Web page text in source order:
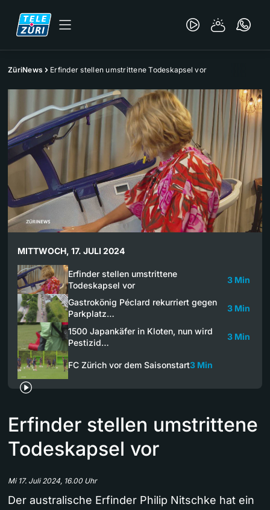
ZüriNews Erfinder stellen umstrittene Todeskapsel vor
MITTWOCH, 17. JULI 2024
Erfinder stellen umstrittene
Todeskapsel vor
3 Min
Gastrokönig Péclard rekurriert gegen
Parkplatz…
3 Min
1500 Japankäfer in Kloten, nun wird
Pestizid…
3 Min
FC Zürich vor dem Saisonstart3 Min
Erfinder stellen umstrittene
Todeskapsel vor
Mi 17. Juli 2024, 16.00 Uhr
Der australische Erfinder Philip Nitschke hat ein